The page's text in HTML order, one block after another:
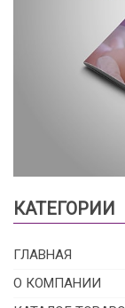
КАТЕГОРИИ
ГЛАВНАЯ
О КОМПАНИИ